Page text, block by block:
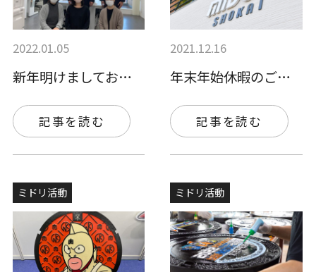
2022.01.05
新年明けましておめでとうございます。
記事を読む
2021.12.16
年末年始休暇のご案内
記事を読む
ミドリ活動 ミドリ活動